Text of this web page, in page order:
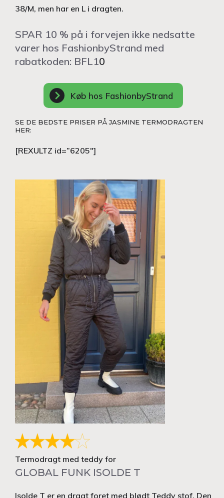
38/M, men har en L i dragten.
SPAR 10 % på i forvejen ikke nedsatte
varer hos FashionbyStrand med
rabatkoden: BFL10
Køb hos FashionbyStrand
SE DE BEDSTE PRISER PÅ JASMINE TERMODRAGTEN
HER:
[REXULTZ id=”6205″]
Termodragt med teddy for
GLOBAL FUNK ISOLDE T
Isolde T er en dragt foret med blødt Teddy stof. Den